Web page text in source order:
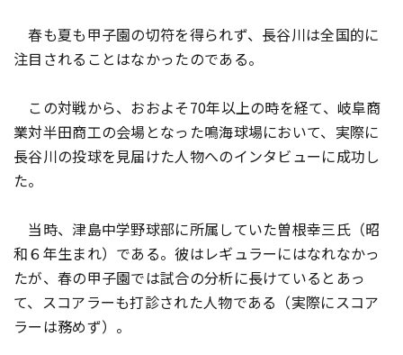
春も夏も甲子園の切符を得られず、長谷川は全国的に
注目されることはなかったのである。
この対戦から、おおよそ70年以上の時を経て、岐阜商
業対半田商工の会場となった鳴海球場において、実際に
長谷川の投球を見届けた人物へのインタビューに成功し
た。
当時、津島中学野球部に所属していた曽根幸三氏（昭
和６年生まれ）である。彼はレギュラーにはなれなかっ
たが、春の甲子園では試合の分析に長けているとあっ
て、スコアラーも打診された人物である（実際にスコア
ラーは務めず）。